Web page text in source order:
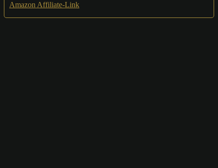
Amazon Affiliate-Link